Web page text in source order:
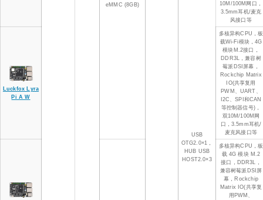
eMMC (8GB)
USB
OTG2.0×1，
HUB USB
HOST2.0×3
10M/100M网口，
3.5mm耳机/麦克
风接口等
Luckfox Lyra
Pi A W
多核异构CPU，板
载Wi-Fi模块，4G
模块M.2接口，
DDR3L，兼容树
莓派DSI屏幕，
Rockchip Matrix
IO(共享复用
PWM、UART、
I2C、SPI和CAN
等控制器信号)，
双10M/100M网
口，3.5mm耳机/
麦克风接口等
多核异构CPU，板
载 4G 模块 M.2
接口，DDR3L，
兼容树莓派DSI屏
幕，Rockchip
Matrix IO(共享复
用PWM、